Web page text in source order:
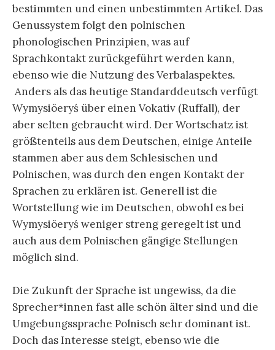
bestimmten und einen unbestimmten Artikel. Das
Genussystem folgt den polnischen
phonologischen Prinzipien, was auf
Sprachkontakt zurückgeführt werden kann,
ebenso wie die Nutzung des Verbalaspektes.
Anders als das heutige Standarddeutsch verfügt
Wymysiöeryś über einen Vokativ (Ruffall), der
aber selten gebraucht wird. Der Wortschatz ist
größtenteils aus dem Deutschen, einige Anteile
stammen aber aus dem Schlesischen und
Polnischen, was durch den engen Kontakt der
Sprachen zu erklären ist. Generell ist die
Wortstellung wie im Deutschen, obwohl es bei
Wymysiöeryś weniger streng geregelt ist und
auch aus dem Polnischen gängige Stellungen
möglich sind.
Die Zukunft der Sprache ist ungewiss, da die
Sprecher*innen fast alle schön älter sind und die
Umgebungssprache Polnisch sehr dominant ist.
Doch das Interesse steigt, ebenso wie die